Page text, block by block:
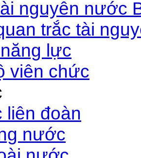
nguyên nước
trắc tài
lực
viên chức
liên đoàn
nước